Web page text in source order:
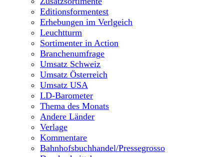
Editionsformentest
Erhebungen im Verlgeich
Leuchtturm
Sortimenter in Action
Branchenumfrage
Umsatz Schweiz
Umsatz Österreich
Umsatz USA
LD-Barometer
Thema des Monats
Andere Länder
Verlage
Kommentare
Bahnhofsbuchhandel/Pressegrosso